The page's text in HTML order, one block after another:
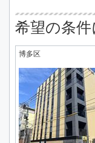
希望の条
博多区